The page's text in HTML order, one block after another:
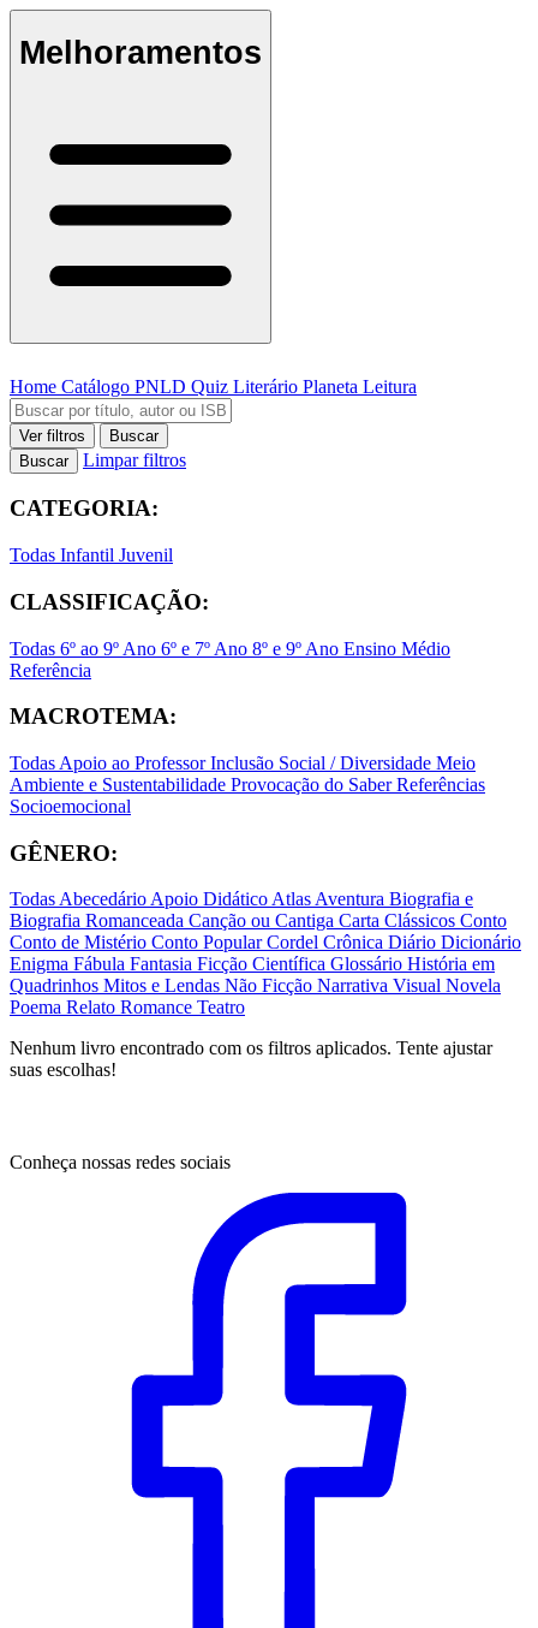
Melhoramentos
Home Catálogo PNLD Quiz Literário Planeta Leitura
Ver filtros
Buscar
Buscar
Limpar filtros
CATEGORIA:
Todas Infantil Juvenil
CLASSIFICAÇÃO:
Todas 6º ao 9º Ano 6º e 7º Ano 8º e 9º Ano Ensino Médio
Referência
MACROTEMA:
Todas Apoio ao ProfessorInclusão Social / Diversidade Meio
Ambiente e Sustentabilidade Provocação do SaberReferências
Socioemocional
GÊNERO:
TodasAbecedárioApoio DidáticoAtlasAventura Biografia e
Biografia Romanceada Canção ou Cantiga Carta Clássicos Conto
Conto de Mistério Conto PopularCordel Crônica Diário Dicionário
Enigma Fábula Fantasia Ficção Científica Glossário História em
Quadrinhos Mitos e Lendas Não Ficção Narrativa Visual Novela
Poema Relato Romance Teatro
Nenhum livro encontrado com os filtros aplicados. Tente ajustar
suas escolhas!
Conheça nossas redes sociais